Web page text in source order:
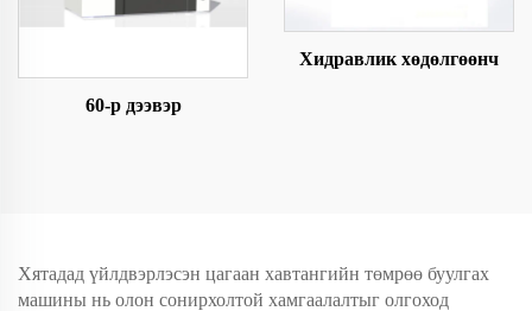
60-р дээвэр
Хидравлик хөдөлгөөнч
Хятадад үйлдвэрлэсэн цагаан хавтангийн төмрөө буулгах
машины нь олон сонирхолтой хамгаалалтыг олгоход